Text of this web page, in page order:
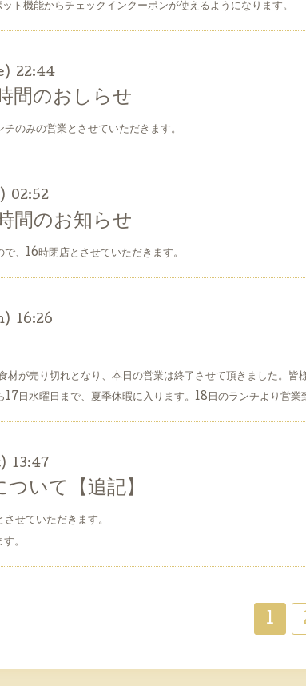
機能からチェックインクーポンが使えるようになります。
22:44
間のおしらせ
のみの営業とさせていただきます。
02:52
間のお知らせ
、16時閉店とさせていただきます。
16:26
材が売り切れとなり、本日の営業は終了させて頂きました。皆
水曜日まで、夏季休暇に入ります。18日のランチより営業致
13:47
いて【追記】
せていただきます。
。
1